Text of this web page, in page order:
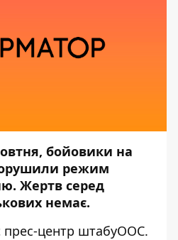
бойовики на
режим
Жертв серед
немає.
прес-центр штабуООС.